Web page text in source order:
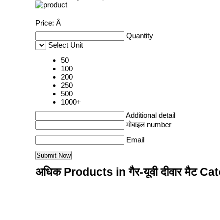
Price: Â
Quantity
Select Unit
50
100
200
250
500
1000+
Additional detail
मोबाइल number
Email
अधिक Products in गैर-यूवी दीवार मैट